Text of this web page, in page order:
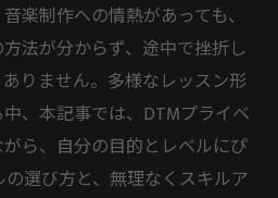
楽制作への情熱があっても、
法が分からず、途中で挫折し
りません。多様なレッスン形
、本記事では、DTMプライベ
ら、自分の目的とレベルにぴ
選び方と、無理なくスキルア